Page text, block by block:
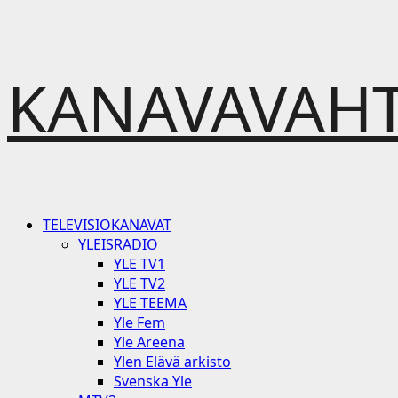
to
content
PrimaryTELEVISIOKANAVAT
YLEISRADIO
YLE TV1
YLE TV2
YLE TEEMA
Yle Fem
Yle Areena
Ylen Elävä arkisto
Svenska Yle